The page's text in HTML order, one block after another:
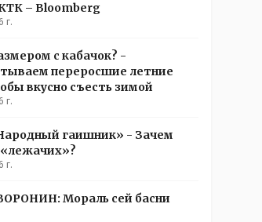
– Bloomberg
г.
с кабачок? -
переросшие летние
вкусно съесть зимой
г.
гаишник» - Зачем
«лежачих»?
г.
Мораль сей басни